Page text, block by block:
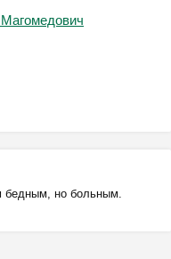
бедным, но больным.